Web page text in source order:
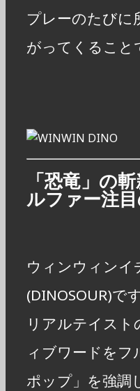
プレーのたびに
がってくること
「恐竜」の
ルファー注
ウィンウィンイ
(DINOSOUR)です
リアルテイス
ィブワードをフ
ポップ」を強調